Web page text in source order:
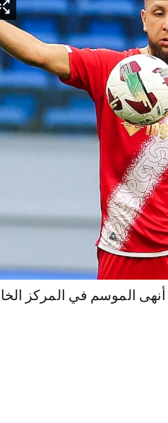
أنهى الموسم في المركز